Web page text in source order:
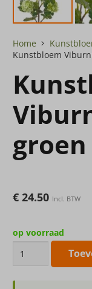
Home
Kunstbloem
groen
€ 24.50 Incl. BTW
op voorraad
Kunstbloem
Viburnum
53cm